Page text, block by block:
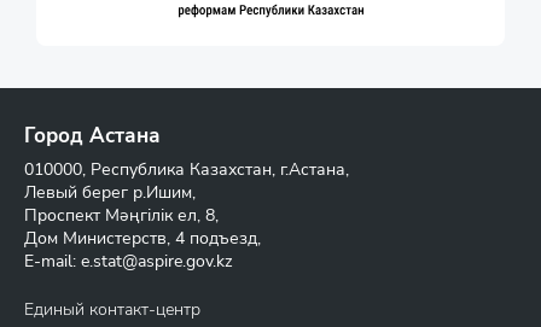
Город Астана
010000, Республика Казахстан, г.Астана,
Левый берег р.Ишим,
Проспект Мәңгілік ел, 8,
Дом Министерств, 4 подъезд,
E-mail: e.stat@aspire.gov.kz
Единый контакт-центр